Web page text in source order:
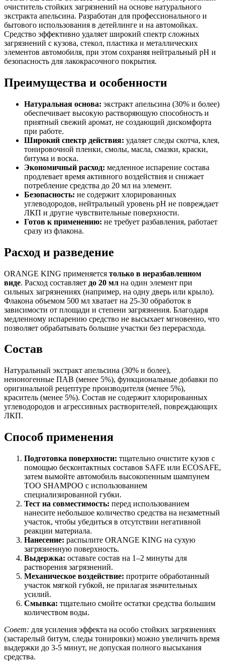
очиститель стойких загрязнений на основе натурального
экстракта апельсина. Разработан для профессионального и
бытового использования в детейлинге и на автомойках.
Средство эффективно удаляет широкий спектр сложных
загрязнений с кузова, стекол, пластика и металлических
элементов автомобиля, при этом сохраняя нейтральный pH и
безопасность для лакокрасочного покрытия.
Преимущества и особенности
Натуральная основа: экстракт апельсина (30% и более)
обеспечивает высокую растворяющую способность и
приятный свежий аромат, не создающий дискомфорта
при работе.
Широкий спектр действия: удаляет следы скотча, клея,
тонировочной пленки, смолы, масла, смазки, краски,
битума и воска.
Экономичный расход: медленное испарение состава
продлевает время активного воздействия и снижает
потребление средства до 20 мл на элемент.
Безопасность: не содержит хлорированных
углеводородов, нейтральный уровень pH не повреждает
ЛКП и другие чувствительные поверхности.
Готов к применению: не требует разбавления, работает
сразу из флакона.
Расход и разведение
ORANGE KING применяется только в неразбавленном
виде. Расход составляет до 20 мл на один элемент при
сильных загрязнениях (например, на одну дверь или крыло).
Флакона объемом 500 мл хватает на 25-30 обработок в
зависимости от площади и степени загрязнения. Благодаря
медленному испарению средство не высыхает мгновенно, что
позволяет обрабатывать большие участки без перерасхода.
Состав
Натуральный экстракт апельсина (30% и более),
неионогенные ПАВ (менее 5%), функциональные добавки по
оригинальной рецептуре производителя (менее 5%),
краситель (менее 5%). Состав не содержит хлорированных
углеводородов и агрессивных растворителей, повреждающих
ЛКП.
Способ применения
Подготовка поверхности: тщательно очистите кузов с
помощью бесконтактных составов SAFE или ECOSAFE,
затем вымойте автомобиль высокопенным шампунем
TOO SHAMPOO с использованием
специализированной губки.
Тест на совместимость: перед использованием
нанесите небольшое количество средства на незаметный
участок, чтобы убедиться в отсутствии негативной
реакции материала.
Нанесение: распылите ORANGE KING на сухую
загрязненную поверхность.
Выдержка: оставьте состав на 1–2 минуты для
растворения загрязнений.
Механическое воздействие: протрите обработанный
участок мягкой губкой, не прилагая значительных
усилий.
Смывка: тщательно смойте остатки средства большим
количеством воды.
Совет: для усиления эффекта на особо стойких загрязнениях
(застарелый битум, следы тонировки) можно увеличить время
выдержки до 3-5 минут, не допуская полного высыхания
средства.